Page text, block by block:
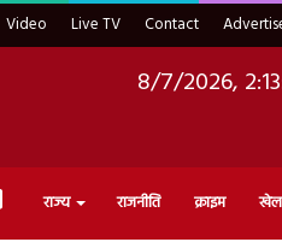
Video Live TV Contact
8/7/2026,
Live राज्य राजनीति क्राइम खेल